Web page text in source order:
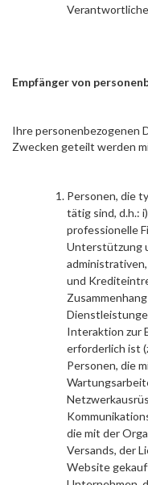
Empfänger von
Ihre personenbezogenen
Zwecken geteilt werden
Personen, die
tätig sind, d.h.:
professionelle
Unterstützung
und
Interaktion zur
erforderlich ist
Personen, die
die mit der
Versands, der
Website